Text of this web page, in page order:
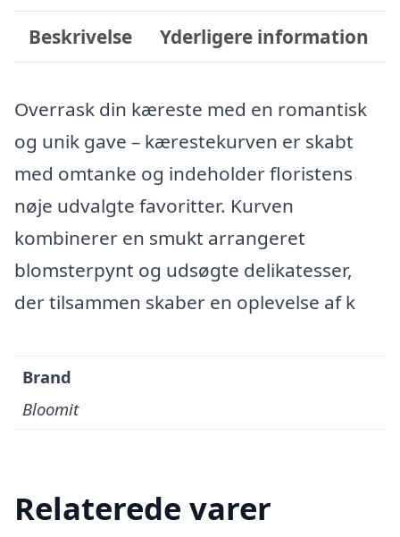
Beskrivelse Yderligere information
Overrask din kæreste med en romantisk
og unik gave – kærestekurven er skabt
med omtanke og indeholder floristens
nøje udvalgte favoritter. Kurven
kombinerer en smukt arrangeret
blomsterpynt og udsøgte delikatesser,
der tilsammen skaber en oplevelse af k
Brand
Bloomit
Relaterede varer